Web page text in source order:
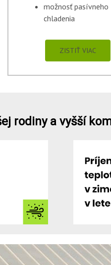
možnosť pasívneho
chladenia
ZISTIŤ VIAC
rodiny a vyšší